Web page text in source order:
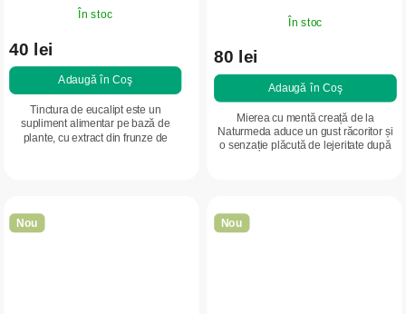
În stoc
40 lei
Adaugă în Coş
Tinctura de eucalipt este un
supliment alimentar pe bază de
plante, cu extract din frunze de
În stoc
80 lei
Adaugă în Coş
Mierea cu mentă creață de la
Naturmeda aduce un gust răcoritor și
o senzație plăcută de lejeritate după
Nou Nou